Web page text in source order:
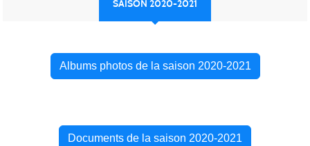
SAISON 2020-2021
Albums photos de la saison 2020-2021
Documents de la saison 2020-2021